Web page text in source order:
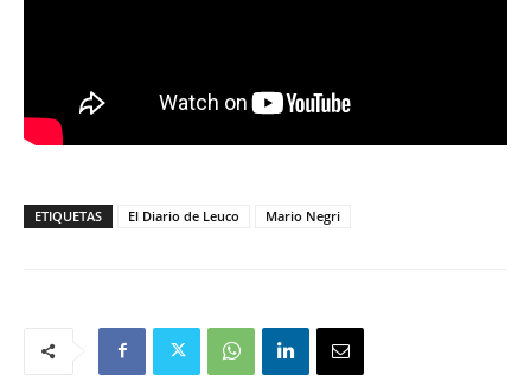
ETIQUETAS El Diario de Leuco Mario Negri